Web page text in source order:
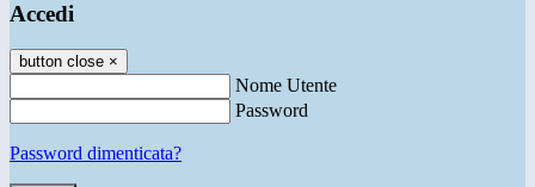
Accedi
button close ×
Nome Utente
Password
Password dimenticata?